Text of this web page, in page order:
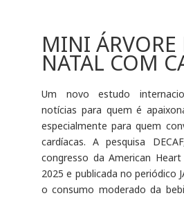
MINI ÁRVORE
NATAL COM
Um novo estudo
notícias para quem é
especialmente para quem
cardíacas. A pesquisa
congresso da American
2025 e publicada no periódico
o consumo moderado da